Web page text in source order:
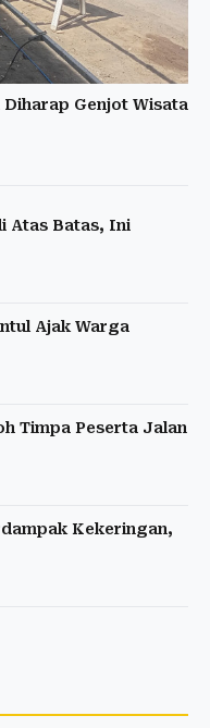
Genjot Wisata
Atas Batas, Ini
Ajak Warga
Timpa Peserta Jalan
Kekeringan,